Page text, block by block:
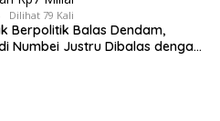
Dilihat 79 Kali
Berpolitik Balas Dendam,
Numbei Justru Dibalas dengan